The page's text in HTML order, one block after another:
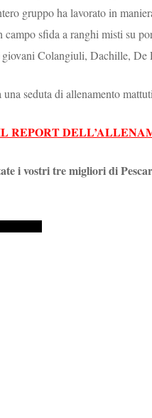
gruppo ha lavorato in
sfida a ranghi misti su
Colangiuli, Dachille,
seduta di allenamento
REPORT
i vostri tre migliori di